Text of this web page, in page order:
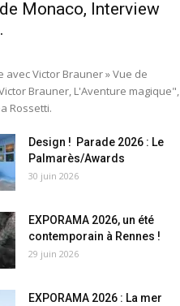
Monaco, Interview
avec Victor Brauner » Vue de
Brauner, L'Aventure magique",
Rossetti.
Design ! Parade 2026 : Le
Palmarès/Awards
30 juin 2026
EXPORAMA 2026, un été
contemporain à Rennes !
29 juin 2026
EXPORAMA 2026 : La mer